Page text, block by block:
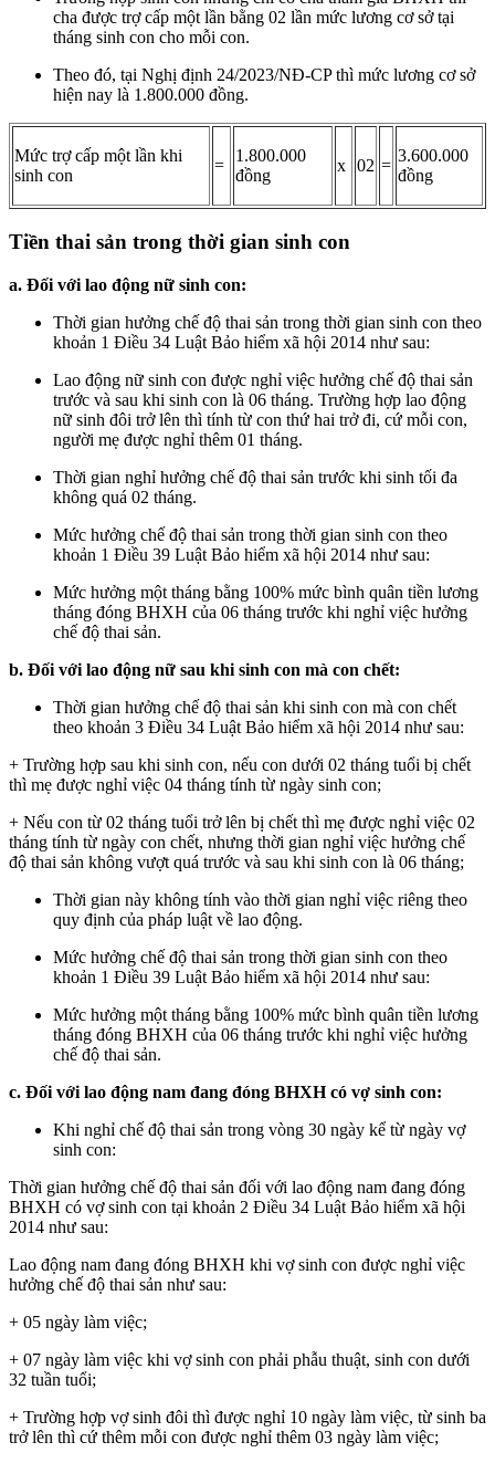
cha được trợ cấp một lần bằng 02 lần mức lương cơ sở tại
tháng sinh con cho mỗi con.
Theo đó, tại Nghị định 24/2023/NĐ-CP thì mức lương cơ sở
hiện nay là 1.800.000 đồng.
Mức trợ cấp một lần khi
sinh con
=
1.800.000
đồng
x 02 =
3.600.000
đồng
Tiền thai sản trong thời gian sinh con
a. Đối với lao động nữ sinh con:
Thời gian hưởng chế độ thai sản trong thời gian sinh con theo
khoản 1 Điều 34 Luật Bảo hiểm xã hội 2014 như sau:
Lao động nữ sinh con được nghỉ việc hưởng chế độ thai sản
trước và sau khi sinh con là 06 tháng. Trường hợp lao động
nữ sinh đôi trở lên thì tính từ con thứ hai trở đi, cứ mỗi con,
người mẹ được nghỉ thêm 01 tháng.
Thời gian nghỉ hưởng chế độ thai sản trước khi sinh tối đa
không quá 02 tháng.
Mức hưởng chế độ thai sản trong thời gian sinh con theo
khoản 1 Điều 39 Luật Bảo hiểm xã hội 2014 như sau:
Mức hưởng một tháng bằng 100% mức bình quân tiền lương
tháng đóng BHXH của 06 tháng trước khi nghỉ việc hưởng
chế độ thai sản.
b. Đối với lao động nữ sau khi sinh con mà con chết:
Thời gian hưởng chế độ thai sản khi sinh con mà con chết
theo khoản 3 Điều 34 Luật Bảo hiểm xã hội 2014 như sau:
+ Trường hợp sau khi sinh con, nếu con dưới 02 tháng tuổi bị chết
thì mẹ được nghỉ việc 04 tháng tính từ ngày sinh con;
+ Nếu con từ 02 tháng tuổi trở lên bị chết thì mẹ được nghỉ việc 02
tháng tính từ ngày con chết, nhưng thời gian nghỉ việc hưởng chế
độ thai sản không vượt quá trước và sau khi sinh con là 06 tháng;
Thời gian này không tính vào thời gian nghỉ việc riêng theo
quy định của pháp luật về lao động.
Mức hưởng chế độ thai sản trong thời gian sinh con theo
khoản 1 Điều 39 Luật Bảo hiểm xã hội 2014 như sau:
Mức hưởng một tháng bằng 100% mức bình quân tiền lương
tháng đóng BHXH của 06 tháng trước khi nghỉ việc hưởng
chế độ thai sản.
c. Đối với lao động nam đang đóng BHXH có vợ sinh con:
Khi nghỉ chế độ thai sản trong vòng 30 ngày kể từ ngày vợ
sinh con:
Thời gian hưởng chế độ thai sản đối với lao động nam đang đóng
BHXH có vợ sinh con tại khoản 2 Điều 34 Luật Bảo hiểm xã hội
2014 như sau:
Lao động nam đang đóng BHXH khi vợ sinh con được nghỉ việc
hưởng chế độ thai sản như sau:
+ 05 ngày làm việc;
+ 07 ngày làm việc khi vợ sinh con phải phẫu thuật, sinh con dưới
32 tuần tuổi;
+ Trường hợp vợ sinh đôi thì được nghỉ 10 ngày làm việc, từ sinh ba
trở lên thì cứ thêm mỗi con được nghỉ thêm 03 ngày làm việc;